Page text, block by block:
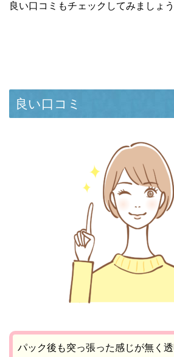
良い口コミもチェックしてみましょ
良い口コミ
パック後も突っ張った感じが無く